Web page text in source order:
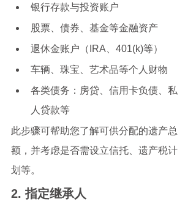
银行存款与投资账户
股票、债券、基金等金融资产
退休金账户（IRA、401(k)等）
车辆、珠宝、艺术品等个人财物
各类债务：房贷、信用卡负债、私
人贷款等
此步骤可帮助您了解可供分配的遗产总
额，并考虑是否需设立信托、遗产税计
划等。
2. 指定继承人